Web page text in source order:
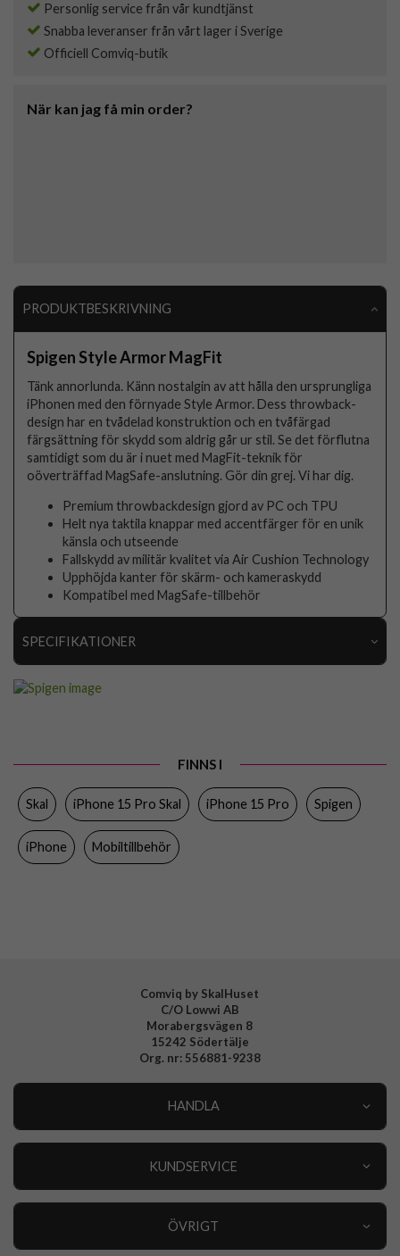
Personlig service från vår kundtjänst
Snabba leveranser från vårt lager i Sverige
Officiell Comviq-butik
När kan jag få min order?
PRODUKTBESKRIVNING
Spigen Style Armor MagFit
Tänk annorlunda. Känn nostalgin av att hålla den ursprungliga
iPhonen med den förnyade Style Armor. Dess throwback-
design har en tvådelad konstruktion och en tvåfärgad
färgsättning för skydd som aldrig går ur stil. Se det förflutna
samtidigt som du är i nuet med MagFit-teknik för
oöverträffad MagSafe-anslutning. Gör din grej. Vi har dig.
Premium throwbackdesign gjord av PC och TPU
Helt nya taktila knappar med accentfärger för en unik
känsla och utseende
Fallskydd av militär kvalitet via Air Cushion Technology
Upphöjda kanter för skärm- och kameraskydd
Kompatibel med MagSafe-tillbehör
SPECIFIKATIONER
Färg Blå
Material
Varumärke
FINNS I
Skal iPhone 15 Pro Skal iPhone 15 Pro Spigen
iPhone Mobiltillbehör
Comviq by SkalHuset
C/O Lowwi AB
Morabergsvägen 8
15242 Södertälje
Org. nr: 556881-9238
HANDLA
KUNDSERVICE
ÖVRIGT